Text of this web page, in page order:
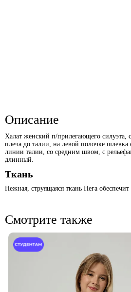
Описание
Халат женский п/прилегающего силуэта,
плеча до талии, на левой полочке
линии талии, со средним швом, с
длинный.
Ткань
Нежная, струящаяся ткань Нега
Смотрите также